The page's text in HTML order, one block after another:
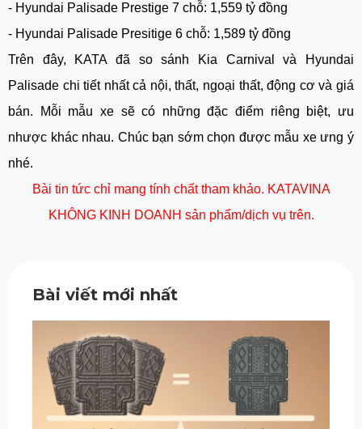
- Hyundai Palisade Prestige 7 chỗ: 1,559 tỷ đồng
- Hyundai Palisade Presitige 6 chỗ: 1,589 tỷ đồng
Trên đây, KATA đã so sánh Kia Carnival và Hyundai
Palisade chi tiết nhất cả nội, thất, ngoại thất, động cơ và giá
bán. Mỗi mẫu xe sẽ có những đặc điểm riêng biệt, ưu
nhược khác nhau. Chúc bạn sớm chọn được mẫu xe ưng ý
nhé.
Bài tin tức chỉ mang tính chất tham khảo. KATAVINA
KHÔNG KINH DOANH sản phẩm/dịch vụ trên.
Bài viết mới nhất